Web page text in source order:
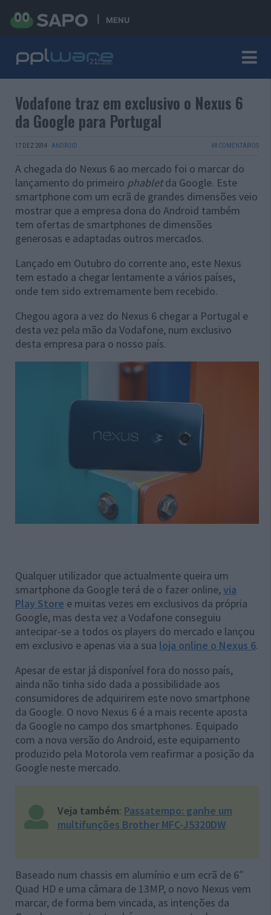
MENU
Vodafone traz em exclusivo o Nexus 6
da Google para Portugal
17 DEZ 2014 · ANDROID 48 COMENTÁRIOS
A chegada do Nexus 6 ao mercado foi o marcar do
lançamento do primeiro phabletda Google. Este
smartphone com um ecrã de grandes dimensões veio
mostrar que a empresa dona do Android também
tem ofertas de smartphones de dimensões
generosas e adaptadas outros mercados.
Lançado em Outubro do corrente ano, este Nexus
tem estado a chegar lentamente a vários países,
onde tem sido extremamente bem recebido.
Chegou agora a vez do Nexus 6 chegar a Portugal e
desta vez pela mão da Vodafone, num exclusivo
desta empresa para o nosso país.
Qualquer utilizador que actualmente queira um
smartphone da Google terá de o fazer online,via
Play Store e muitas vezes em exclusivos da própria
Google, mas desta vez a Vodafone conseguiu
antecipar-se a todos os players do mercado e lançou
em exclusivo e apenas via a sua loja online o Nexus 6.
Apesar de estar já disponível fora do nosso país,
ainda não tinha sido dada a possibilidade aos
consumidores de adquirirem este novo smartphone
da Google. O novo Nexus 6 é a mais recente aposta
da Google no campo dos smartphones. Equipado
com a nova versão do Android, este equipamento
produzido pela Motorola vem reafirmar a posição da
Google neste mercado.
Veja também: Passatempo: ganhe um
multifunções Brother MFC-J5320DW
Baseado num chassis em alumínio e um ecrã de 6″
Quad HD e uma câmara de 13MP, o novo Nexus vem
marcar, de forma bem vincada, as intenções da